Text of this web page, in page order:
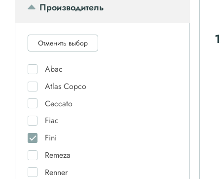
Компрессоры доп.
Осветительные мачты
Осушители
Ресиверы
Фильтры
Производитель
Отменить выбор
Abac
Atlas Copco
Ceccato
Fiac
Fini
Remeza
Renner